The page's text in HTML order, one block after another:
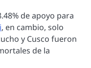
de apoyo para
, en cambio, solo
y Cusco fueron
de la